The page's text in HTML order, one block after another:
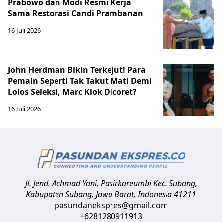
Prabowo dan Modi Resmi Kerja
Sama Restorasi Candi Prambanan
16 Juli 2026
John Herdman Bikin Terkejut! Para
Pemain Seperti Tak Takut Mati Demi
Lolos Seleksi, Marc Klok Dicoret?
16 Juli 2026
Jl. Jend. Achmad Yani, Pasirkareumbi Kec. Subang,
Kabupaten Subang, Jawa Barat,Indonesia41211
pasundanekspres@gmail.com
+6281280911913